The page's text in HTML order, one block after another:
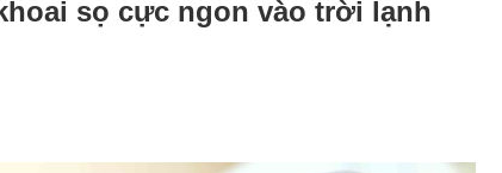
sọ cực ngon vào trời lạnh